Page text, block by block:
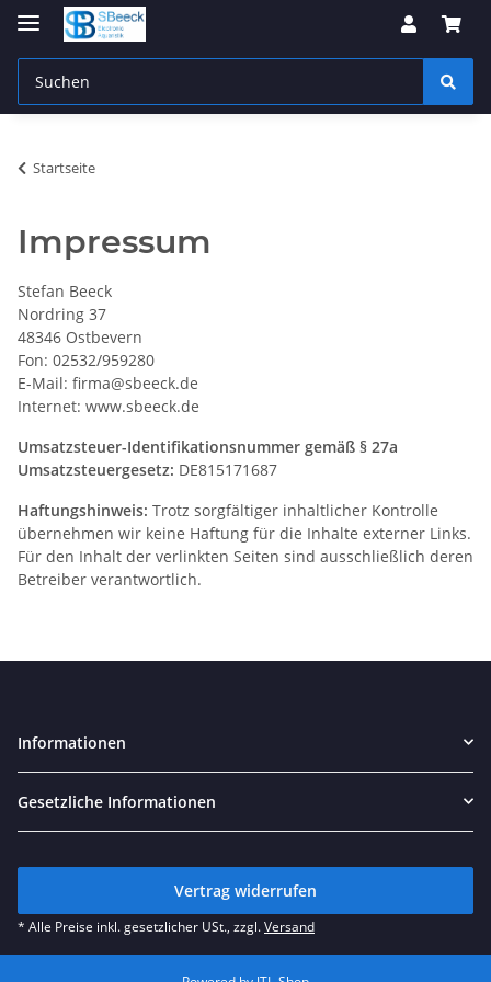
Startseite
Impressum
Stefan Beeck
Nordring 37
48346 Ostbevern
Fon: 02532/959280
E-Mail: firma@sbeeck.de
Internet: www.sbeeck.de
Umsatzsteuer-Identifikationsnummer gemäß § 27a
Umsatzsteuergesetz: DE815171687
Haftungshinweis: Trotz sorgfältiger inhaltlicher Kontrolle
übernehmen wir keine Haftung für die Inhalte externer Links.
Für den Inhalt der verlinkten Seiten sind ausschließlich deren
Betreiber verantwortlich.
Informationen
Gesetzliche Informationen
Vertrag widerrufen
* Alle Preise inkl. gesetzlicher USt., zzgl.Versand